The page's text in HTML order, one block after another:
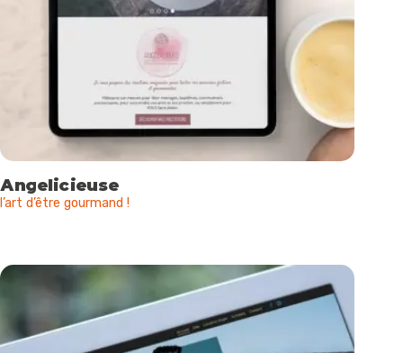
Angelicieuse
l’art d’être gourmand !